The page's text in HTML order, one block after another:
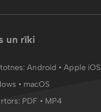
un rīki
Android •Apple iOS
• macOS
PDF • MP4